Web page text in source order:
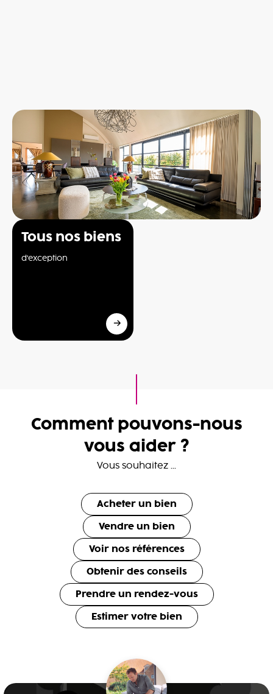
Tous nos biens
d'exception
Comment pouvons-nous
vous aider ?
Vous souhaitez ...
Acheter un bien
Vendre un bien
Voir nos références
Obtenir des conseils
Prendre un rendez-vous
Estimer votre bien